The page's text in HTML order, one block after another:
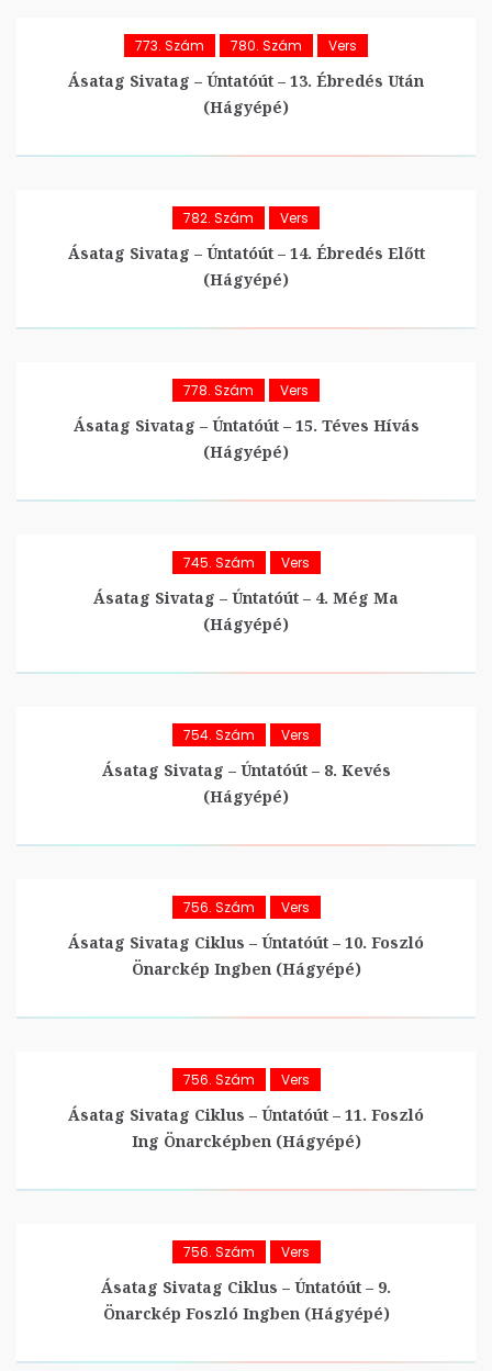
773. Szám 780. Szám Vers
Ásatag Sivatag – Úntatóút – 13. Ébredés Után
(hágyépé)
782. Szám Vers
Ásatag Sivatag – Úntatóút – 14. Ébredés Előtt
(hágyépé)
778. Szám Vers
Ásatag Sivatag – Úntatóút – 15. Téves Hívás
(hágyépé)
745. Szám Vers
Ásatag Sivatag – Úntatóút – 4. Még Ma
(hágyépé)
754. Szám Vers
Ásatag Sivatag – Úntatóút – 8. Kevés
(hágyépé)
756. Szám Vers
Ásatag Sivatag Ciklus – Úntatóút – 10. Foszló
Önarckép Ingben (hágyépé)
756. Szám Vers
Ásatag Sivatag Ciklus – Úntatóút – 11. Foszló
Ing Önarcképben (hágyépé)
756. Szám Vers
Ásatag Sivatag Ciklus – Úntatóút – 9.
Önarckép Foszló Ingben (hágyépé)